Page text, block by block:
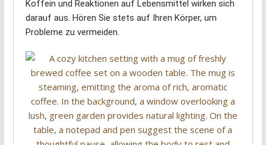
Koffein und Reaktionen auf Lebensmittel wirken sich
darauf aus. Hören Sie stets auf Ihren Körper, um
Probleme zu vermeiden.